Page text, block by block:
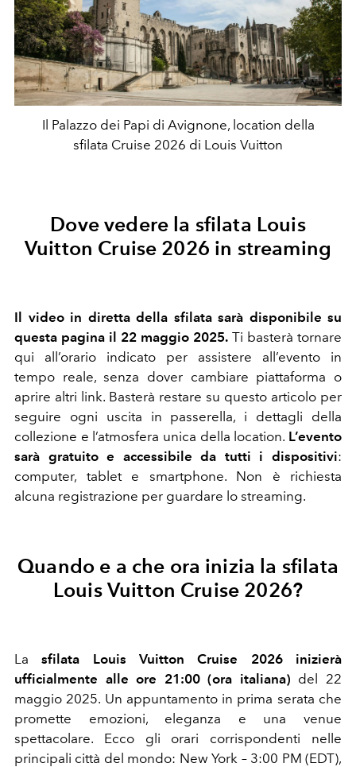
Il Palazzo dei Papi di Avignone, location della
sfilata Cruise 2026 di Louis Vuitton
Dove vedere la sfilata Louis
Vuitton Cruise 2026 in streaming
Il video in diretta della sfilata sarà disponibile su
questa pagina il 22 maggio 2025. Ti basterà tornare
qui all’orario indicato per assistere all’evento in
tempo reale, senza dover cambiare piattaforma o
aprire altri link. Basterà restare su questo articolo per
seguire ogni uscita in passerella, i dettagli della
collezione e l’atmosfera unica della location. L’evento
sarà gratuito e accessibile da tutti i dispositivi:
computer, tablet e smartphone. Non è richiesta
alcuna registrazione per guardare lo streaming.
Quando e a che ora inizia la sfilata
Louis Vuitton Cruise 2026?
Lasfilata Louis Vuitton Cruise 2026 inizierà
ufficialmente alle ore 21:00 (ora italiana) del 22
maggio 2025. Un appuntamento in prima serata che
promette emozioni, eleganza e una venue
spettacolare. Ecco gli orari corrispondenti nelle
principali città del mondo: New York – 3:00 PM (EDT),